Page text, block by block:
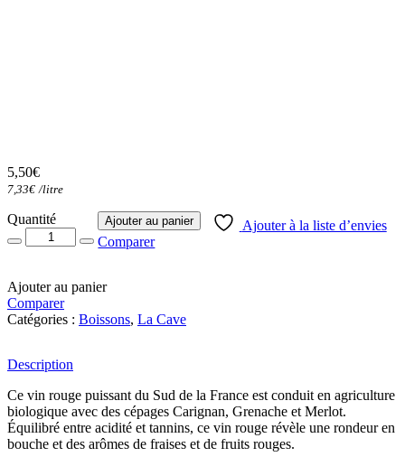
5,50€
7,33€ /litre
QuantitéQuantité Ajouter au panier
Ajouter à la liste d’envies
Comparer
Ajouter au panier
Comparer
Catégories : Boissons, La Cave
Description
Ce vin rouge puissant du Sud de la France est conduit en agriculture
biologique avec des cépages Carignan, Grenache et Merlot.
Équilibré entre acidité et tannins, ce vin rouge révèle une rondeur en
bouche et des arômes de fraises et de fruits rouges.